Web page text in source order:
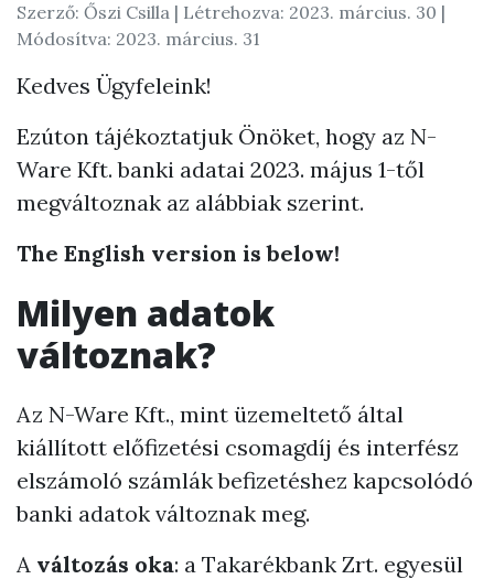
Szerző: Őszi Csilla | Létrehozva: 2023. március. 30 |
Módosítva: 2023. március. 31
Kedves Ügyfeleink!
Ezúton tájékoztatjuk Önöket, hogy az N-
Ware Kft. banki adatai 2023. május 1-től
megváltoznak az alábbiak szerint.
The English version is below!
Milyen adatok
változnak?
Az N-Ware Kft., mint üzemeltető által
kiállított előfizetési csomagdíj és interfész
elszámoló számlák befizetéshez kapcsolódó
banki adatok változnak meg.
A változás oka: a Takarékbank Zrt. egyesül